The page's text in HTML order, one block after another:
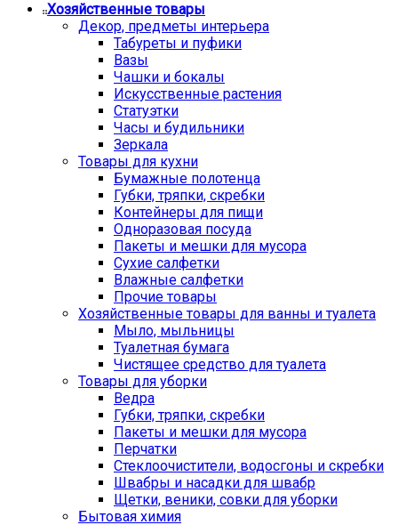
Хозяйственные товары
Декор, предметы интерьера
Табуреты и пуфики
Вазы
Чашки и бокалы
Искусственные растения
Статуэтки
Часы и будильники
Зеркала
Товары для кухни
Бумажные полотенца
Губки, тряпки, скребки
Контейнеры для пищи
Одноразовая посуда
Пакеты и мешки для мусора
Сухие салфетки
Влажные салфетки
Прочие товары
Хозяйственные товары для ванны и туалета
Мыло, мыльницы
Туалетная бумага
Чистящее средство для туалета
Товары для уборки
Ведра
Губки, тряпки, скребки
Пакеты и мешки для мусора
Перчатки
Стеклоочистители, водосгоны и скребки
Швабры и насадки для швабр
Щетки, веники, совки для уборки
Бытовая химия